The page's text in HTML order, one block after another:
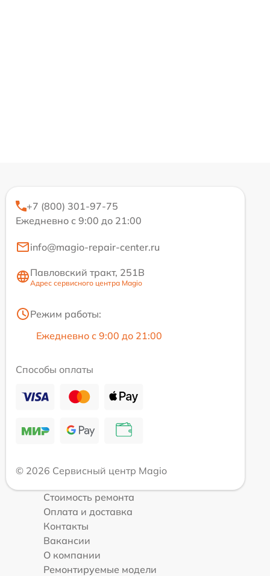
+7 (800) 301-97-75
Ежедневно с 9:00 до 21:00
info@magio-repair-center.ru
Павловский тракт, 251В
Адрес сервисного центра Magio
Режим работы:
Ежедневно с 9:00 до 21:00
Способы оплаты
© 2026 Сервисный центр Magio
Стоимость ремонта
Оплата и доставка
Контакты
Вакансии
О компании
Ремонтируемые модели